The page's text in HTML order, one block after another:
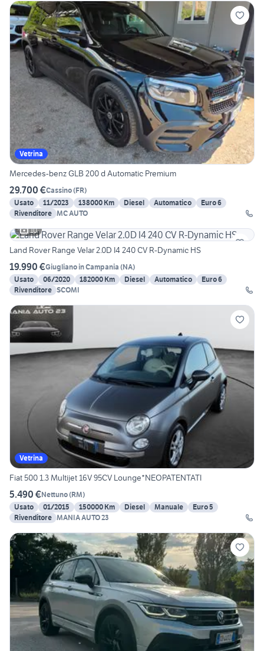
Vetrina
Mercedes-benz GLB 200 d Automatic Premium
29.700 €Cassino(FR)
Usato
11/2023 138000 Km Diesel Automatico
Euro 6
Rivenditore MC AUTO
10
Land Rover Range Velar 2.0D I4 240 CV R-Dynamic HS
19.990 €Giugliano in Campania (NA)
Usato
06/2020 182000 Km Diesel Automatico
Euro 6
Rivenditore SCOMI
Vetrina
Fiat 500 1.3 Multijet 16V 95CV Lounge*NEOPATENTATI
5.490 €Nettuno(RM)
Usato
01/2015 150000 Km Diesel Manuale
Euro 5
Rivenditore MANIA AUTO 23